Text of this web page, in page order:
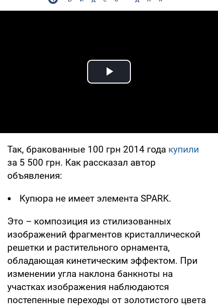
Play Video
Так, бракованные 100 грн 2014 года купили
за 5 500 грн. Как рассказал автор
объявления:
Купюра не имеет элемента SPARK.
Это – композиция из стилизованных
изображений фрагментов кристаллической
решетки и растительного орнамента,
обладающая кинетическим эффектом. При
изменении угла наклона банкноты на
участках изображения наблюдаются
постепенные переходы от золотистого цвета